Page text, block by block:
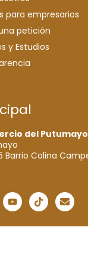
para empresarios
petición
y Estudios
del Putumayo
Barrio Colina